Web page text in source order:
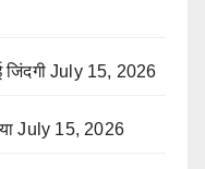
July 15, 2026
July 15, 2026